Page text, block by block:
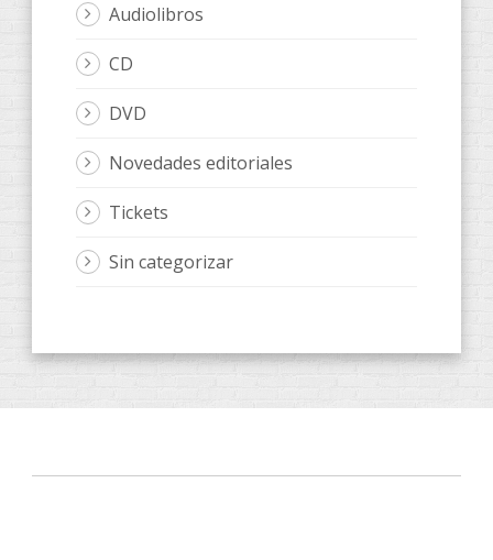
Audiolibros
CD
DVD
Novedades editoriales
Tickets
Sin categorizar